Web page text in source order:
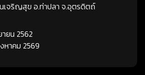
เจริญสุข อ.ท่าปลา จ.อุตรดิตถ์
ายน 2562
หาคม 2569